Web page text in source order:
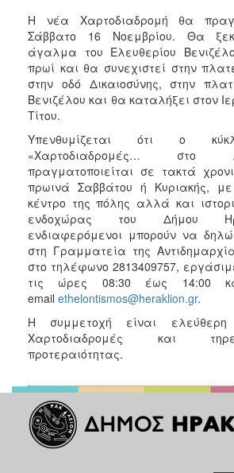
Η νέα Χαρτοδιαδρομή θα
Σάββατο 16 Νοεμβρίου. Θα
άγαλμα του Ελευθερίου
πρωί και θα συνεχιστεί στην
στην οδό Δικαιοσύνης, στην
Βενιζέλου και θα καταλήξει στον
Τίτου.
Υπενθυμίζεται ότι ο
«Χαρτοδιαδρομές…
πραγματοποιείται σε τακτά
πρωινά Σαββάτου ή Κυριακής,
κέντρο της πόλης αλλά και
ενδοχώρας του Δήμου
ενδιαφερόμενοι μπορούν να
στη Γραμματεία της
στο τηλέφωνο 2813409757,
τις ώρες 08:30 έως 14:00
email ethelontismos@heraklion.gr.
Η συμμετοχή είναι
Χαρτοδιαδρομές και
προτεραιότητας.